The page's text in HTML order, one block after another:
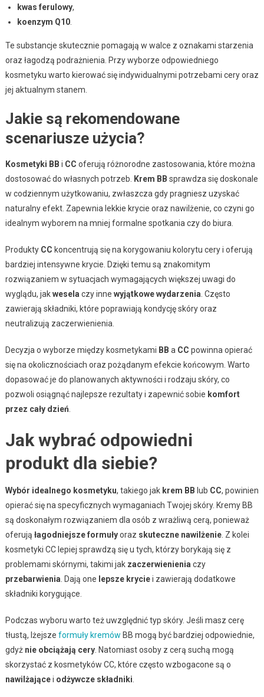
kwas ferulowy,
koenzym Q10.
Te substancje skutecznie pomagają w walce z oznakami starzenia
oraz łagodzą podrażnienia. Przy wyborze odpowiedniego
kosmetyku warto kierować się indywidualnymi potrzebami cery oraz
jej aktualnym stanem.
Jakie są rekomendowane
scenariusze użycia?
Kosmetyki BB i CC oferują różnorodne zastosowania, które można
dostosować do własnych potrzeb.
Krem BB sprawdza się doskonale
w codziennym użytkowaniu, zwłaszcza gdy pragniesz uzyskać
naturalny efekt. Zapewnia lekkie krycie oraz nawilżenie, co czyni go
idealnym wyborem na mniej formalne spotkania czy do biura.
Produkty CC koncentrują się na korygowaniu kolorytu cery i oferują
bardziej intensywne krycie. Dzięki temu są znakomitym
rozwiązaniem w sytuacjach wymagających większej uwagi do
wyglądu, jakwesela czy inne wyjątkowe wydarzenia . Często
zawierają składniki, które poprawiają kondycję skóry oraz
neutralizują zaczerwienienia.
Decyzja o wyborze między kosmetykami BB a CC powinna opierać
się na okolicznościach oraz pożądanym efekcie końcowym. Warto
dopasować je do planowanych aktywności i rodzaju skóry, co
pozwoli osiągnąć najlepsze rezultaty i zapewnić sobie komfort
przez cały dzień
Jak wybrać odpowiedni
produkt dla siebie?
Wybór idealnego kosmetyku, takiego jak krem BB lub CC, powinien
opierać się na specyficznych wymaganiach Twojej skóry. Kremy BB
są doskonałym rozwiązaniem dla osób z wrażliwą cerą, ponieważ
oferują łagodniejsze formułyoraz skuteczne nawilżenie. Z kolei
kosmetyki CC lepiej sprawdzą się u tych, którzy borykają się z
problemami skórnymi, takimi jak zaczerwienienia czy
przebarwienia . Dają one lepsze kryciei zawierają dodatkowe
składniki korygujące.
Podczas wyboru warto też uwzględnić typ skóry. Jeśli masz cerę
tłustą, lżejsze formuły kremów BB mogą być bardziej odpowiednie,
gdyż nie obciążają cery. Natomiast osoby z cerą suchą mogą
skorzystać z kosmetyków CC, które często wzbogacone są o
nawilżającei odżywcze składniki